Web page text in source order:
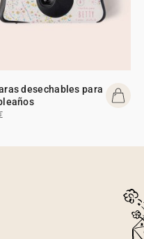
desechables para